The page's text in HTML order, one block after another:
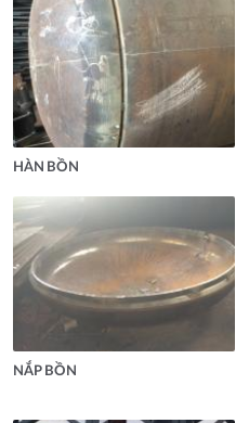
HÀN BỒN
NẮP BỒN